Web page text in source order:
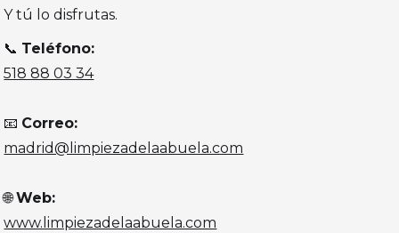
Y tú lo disfrutas.
📞 Teléfono:
518 88 03 34
📧 Correo:
madrid@limpiezadelaabuela.com
🌐Web:
www.limpiezadelaabuela.com